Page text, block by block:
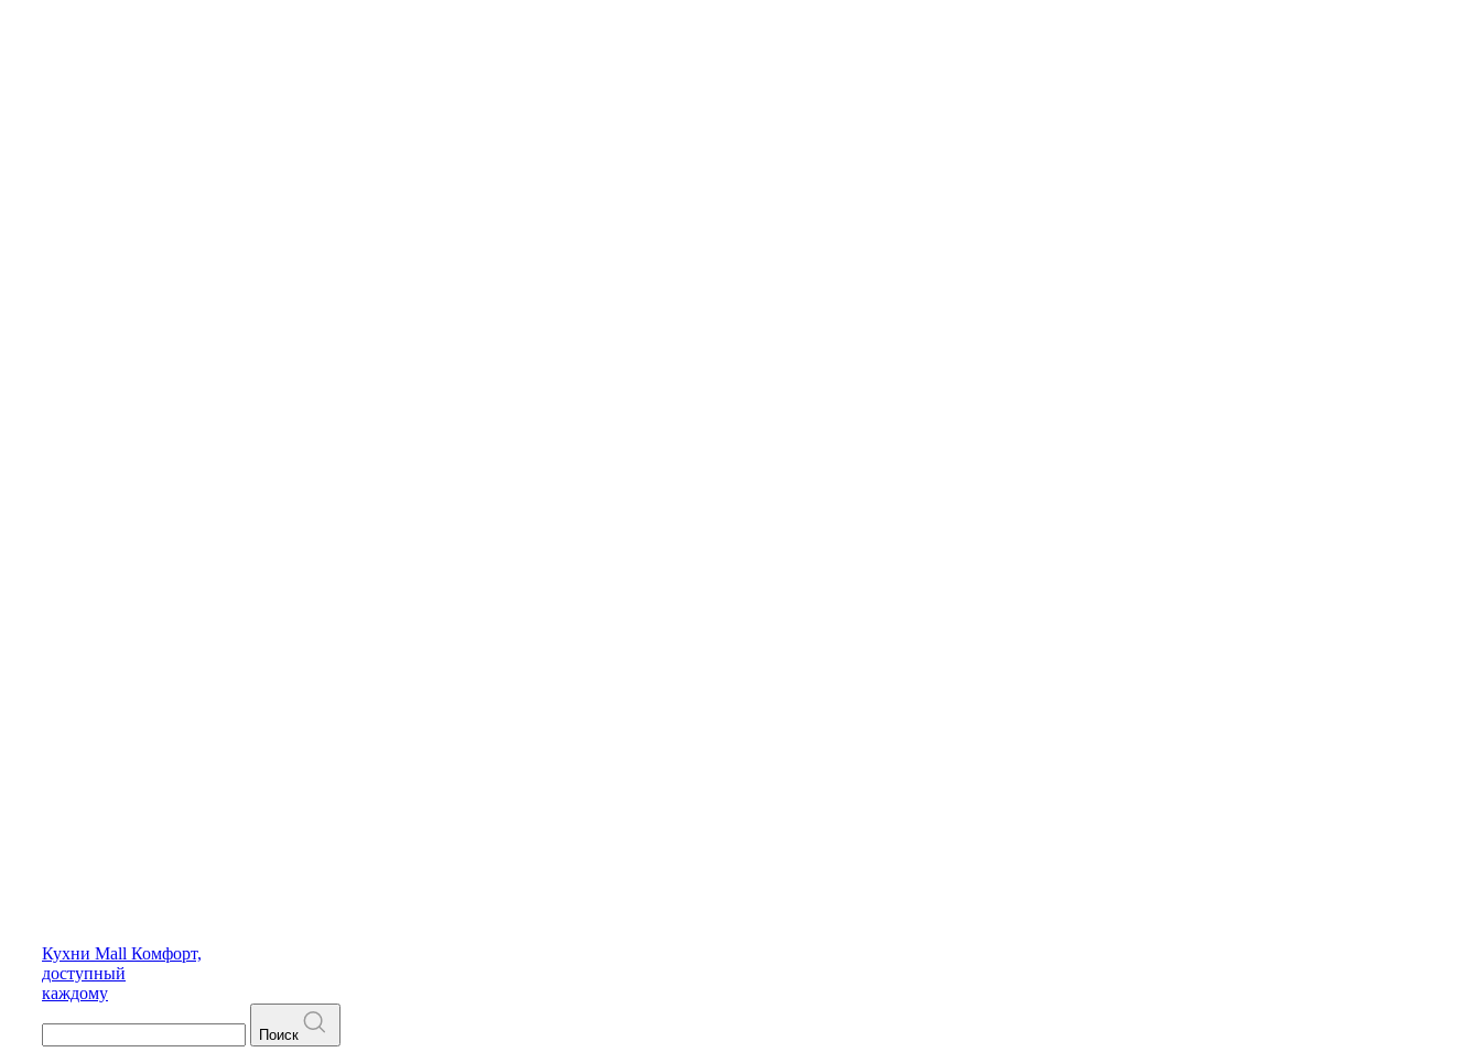
Кухни Mall Комфорт,
доступный
каждому
Поиск